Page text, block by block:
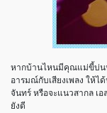
หากบ้านไหนมีคุณแม่ขี้บ่น
อารมณ์กับเสียงเพลง ให้
จันทร์ หรือจะแนวสากล เอ
ยังดี